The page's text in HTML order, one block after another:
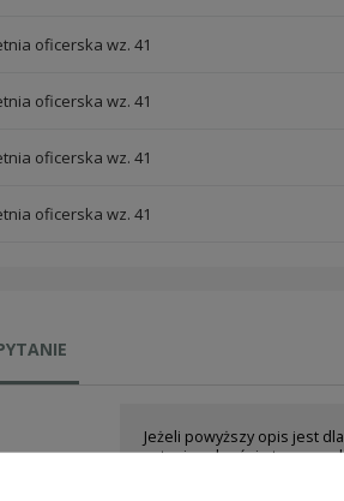
oficerska wz. 41
oficerska wz. 41
oficerska wz. 41
oficerska wz. 41
Jeżeli powyższy opis jest
pytanie odnośnie tego